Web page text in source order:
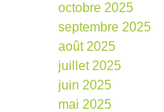
octobre 2025
septembre 2025
août 2025
juillet 2025
juin 2025
mai 2025